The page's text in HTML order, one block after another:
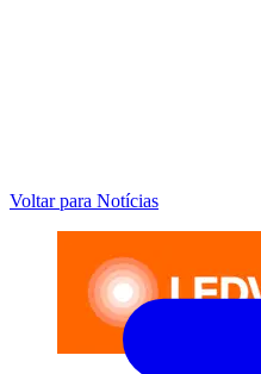
Voltar para Notícias